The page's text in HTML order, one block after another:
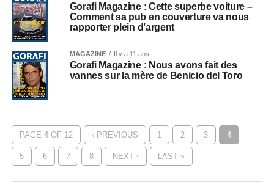
Gorafi Magazine : Cette superbe voiture –
Comment sa pub en couverture va nous
rapporter plein d’argent
MAGAZINE Il y a 11 ans
Gorafi Magazine : Nous avons fait des
vannes sur la mère de Benicio del Toro
PAGE 4 OF 12 ‹ PREVIOUS 1 2 3 4
5 6 7 8 NEXT › LAST »